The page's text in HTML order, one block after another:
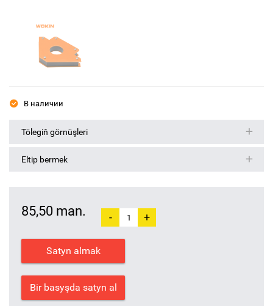
В наличии
Tölegiň görnüşleri
Eltip bermek
85,50 man. - +
Satyn almak
Bir basyşda satyn al